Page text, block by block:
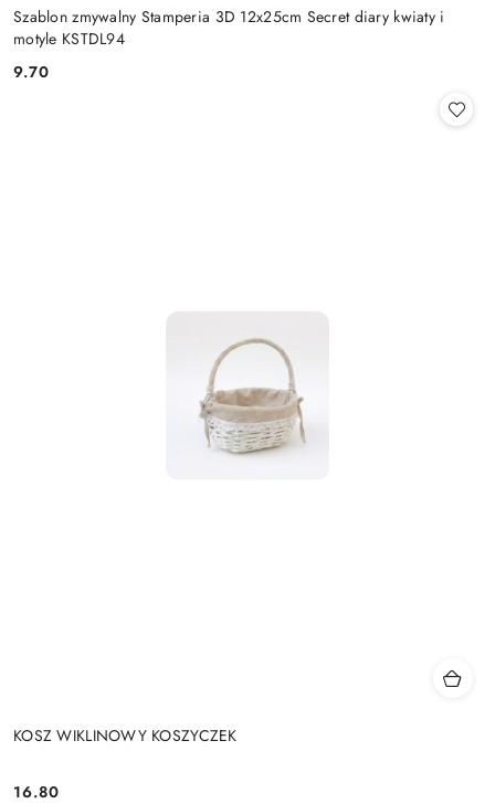
Szablon zmywalny Stamperia 3D 12x25cm Secret diary kwiaty i
motyle KSTDL94
Cena:
9.70
KOSZ WIKLINOWY KOSZYCZEK
16.80